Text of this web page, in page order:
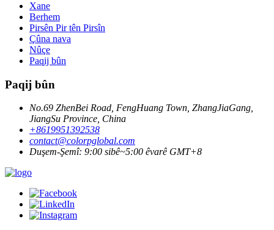
Xane
Berhem
Pirsên Pir tên Pirsîn
Çûna nava
Nûçe
Paqij bûn
Paqij bûn
No.69 ZhenBei Road, FengHuang Town, ZhangJiaGang,
JiangSu Province, China
+8619951392538
contact@colorpglobal.com
Duşem-Şemî: 9:00 sibê~5:00 êvarê GMT+8